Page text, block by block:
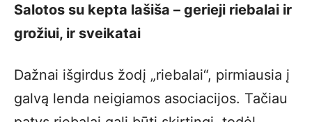
Salotos su kepta lašiša – gerieji riebalai ir
grožiui, ir sveikatai
Dažnai išgirdus žodį „riebalai“, pirmiausia į
galvą lenda neigiamos asociacijos. Tačiau